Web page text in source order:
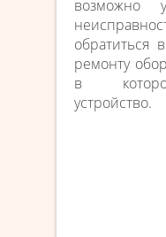
возможно
обратиться
ремонту
в
устройство.